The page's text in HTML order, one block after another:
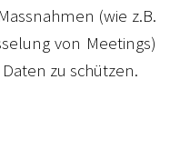
(wie z.B.
von Meetings)
zu schützen.